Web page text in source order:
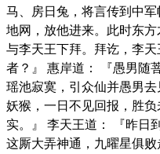
马、房日兔，将言传到中
地网，放他进来。此时东
与李天王下拜。拜讫，李
者？』 惠岸道： 『愚男随
瑶池寂寞，引众仙并愚男
妖猴，一日不见回报，胜
实。』 李天王道： 『昨日
这厮大弄神通，九曜星俱